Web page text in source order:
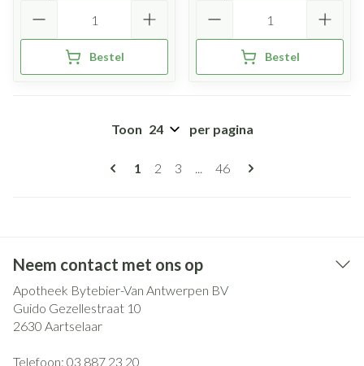
Bestel Bestel
Pagina's
U lees momenteel pagina
1 Pagina
2 Pagina
3 ... Pagina
46
Toon per pagina
Neem contact met ons op
Apotheek Bytebier-Van Antwerpen BV
Guido Gezellestraat 10
2630 Aartselaar
Telefoon: 03 887 23 20